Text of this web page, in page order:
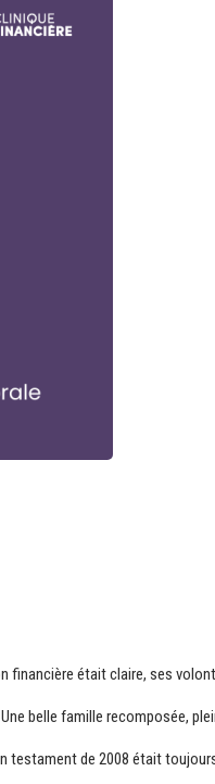
financière était claire, ses
belle famille recomposée,
testament de 2008 était